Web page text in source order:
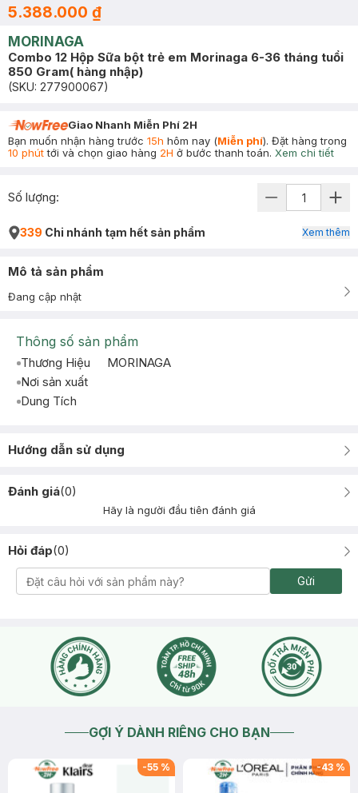
5.388.000 ₫
MORINAGA
Combo 12 Hộp Sữa bột trẻ em Morinaga 6-36 tháng tuổi
850 Gram( hàng nhập)
(SKU: 277900067)
Giao Nhanh Miễn Phí 2H
Bạn muốn nhận hàng trước 15h hôm nay (Miễn phí). Đặt hàng trong
10 phúttới và chọn giao hàng 2H ở bước thanh toán. Xem chi tiết
Số lượng:
339 Chi nhánh tạm hết sản phẩm Xem thêm
Mô tả sản phẩm
Đang cập nhật
Thông số sản phẩm
Thương Hiệu
MORINAGA
Nơi sản xuất
Dung Tích
Hướng dẫn sử dụng
Đánh giá(0)
Hãy là người đầu tiên đánh giá
Hỏi đáp(0)
Gửi
GỢI Ý DÀNH RIÊNG CHO BẠN
-55 % -43 %